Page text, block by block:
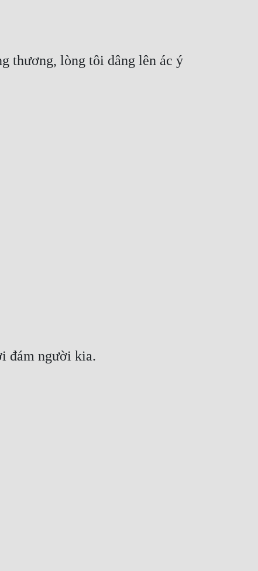
thương, lòng tôi dâng lên ác ý
đám người kia.